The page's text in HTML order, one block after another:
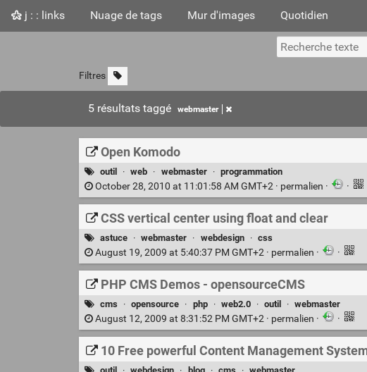
j : : links Nuage de tags Mur d'images Quotidien
Filtres
5 résultats taggé webmaster
Open Komodo
outil · web · webmaster · programmation
October 28, 2010 at 11:01:58 AM GMT+2 · permalien · ·
CSS vertical center using float and clear
astuce · webmaster · webdesign · css
August 19, 2009 at 5:40:37 PM GMT+2 · permalien · ·
PHP CMS Demos - opensourceCMS
cms · opensource · php · web2.0 · outil · webmaster
August 12, 2009 at 8:31:52 PM GMT+2 · permalien · ·
10 Free powerful Content Management